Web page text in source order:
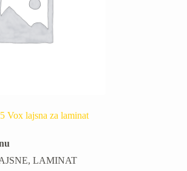
Vox lajsna za laminat
, LAMINAT